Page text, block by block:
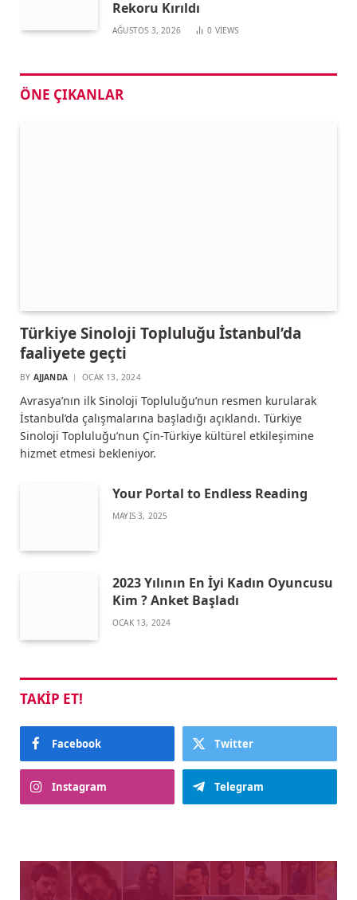
Rekoru Kırıldı
AĞUSTOS 3, 2026 0 VIEWS
ÖNE ÇIKANLAR
Türkiye Sinoloji Topluluğu İstanbul’da
faaliyete geçti
BY AJJANDA OCAK 13, 2024
Avrasya’nın ilk Sinoloji Topluluğu’nun resmen kurularak
İstanbul’da çalışmalarına başladığı açıklandı. Türkiye
Sinoloji Topluluğu’nun Çin-Türkiye kültürel etkileşimine
hizmet etmesi bekleniyor.
Your Portal to Endless Reading
MAYIS 3, 2025
2023 Yılının En İyi Kadın Oyuncusu
Kim ? Anket Başladı
OCAK 13, 2024
TAKIP ET!
Facebook Twitter
Instagram Telegram